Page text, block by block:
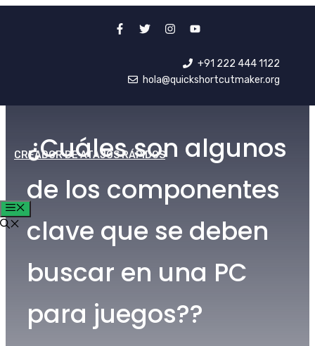
+91 222 444 1122
hola@quickshortcutmaker.org
CREADOR DE ATAJOS RÁPIDOS
¿Cuáles son algunos
de los componentes
clave que se deben
buscar en una PC
para juegos??